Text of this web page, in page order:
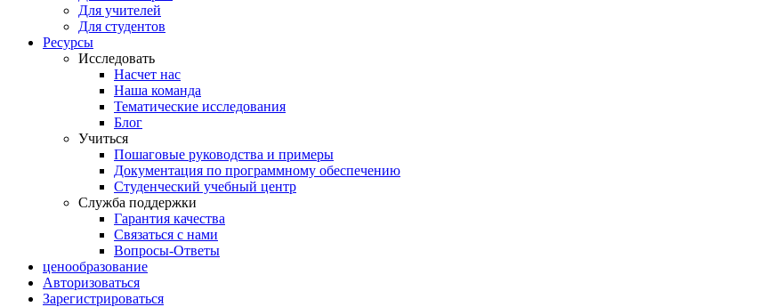
Для учителей
Для студентов
Ресурсы
Исследовать
Насчет нас
Наша команда
Тематические исследования
Блог
Учиться
Пошаговые руководства и примеры
Документация по программному обеспечению
Студенческий учебный центр
Служба поддержки
Гарантия качества
Связаться с нами
Вопросы-Ответы
ценообразование
Авторизоваться
Зарегистрироваться